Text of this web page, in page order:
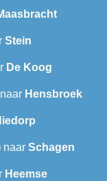
Stein
De Koog
naar Hensbroek
naar Schagen
Heemse